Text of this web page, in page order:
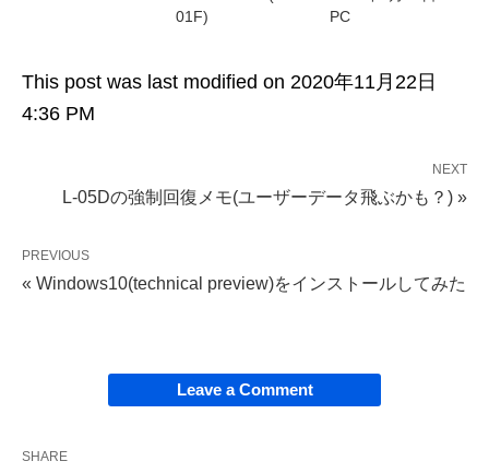
01F)
PC
This post was last modified on 2020年11月22日
4:36 PM
NEXT
L-05Dの強制回復メモ(ユーザーデータ飛ぶかも？) »
PREVIOUS
« Windows10(technical preview)をインストールしてみた
Leave a Comment
SHARE